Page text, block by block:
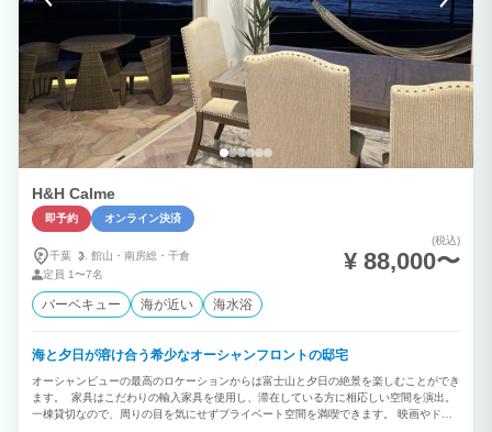
H&H Calme
即予約 オンライン決済
千葉 館山・ 南房総・ 千倉
定員 1〜7名
(税込)
¥ 88,000〜
バーベキュー 海が近い 海水浴
海と夕日が溶け合う希少なオーシャンフロントの邸宅
オーシャンビューの最高のロケーションからは富士山と夕日の絶景を楽しむことができ
ます。 家具はこだわりの輸入家具を使用し、滞在している方に相応しい空間を演出。
一棟貸切なので、周りの目を気にせずプライベート空間を満喫できます。 映画やドラ